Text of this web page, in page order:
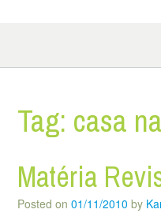
Tag: casa
Matéria
Posted on 01/11/2010 by